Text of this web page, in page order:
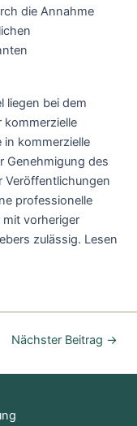
die Annahme
liegen bei dem
kommerzielle
in kommerzielle
Genehmigung des
Veröffentlichungen
professionelle
vorheriger
zulässig. Lesen
Nächster Beitrag →